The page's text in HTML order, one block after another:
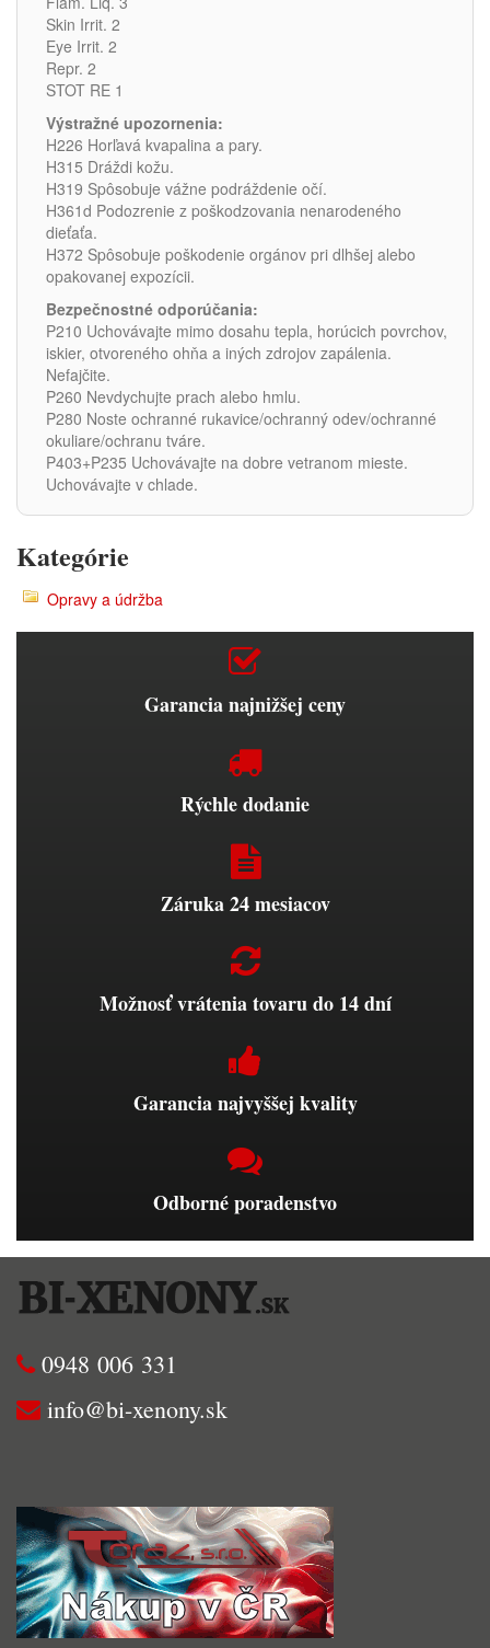
Skin Irrit. 2
Eye Irrit. 2
Repr. 2
STOT RE 1
Výstražné upozornenia:
H226 Horľavá kvapalina a pary.
H315 Dráždi kožu.
H319 Spôsobuje vážne podráždenie očí.
H361d Podozrenie z poškodzovania nenarodeného
dieťaťa.
H372 Spôsobuje poškodenie orgánov pri dlhšej alebo
opakovanej expozícii.
Bezpečnostné odporúčania:
P210 Uchovávajte mimo dosahu tepla, horúcich povrchov,
iskier, otvoreného ohňa a iných zdrojov zapálenia.
Nefajčite.
P260 Nevdychujte prach alebo hmlu.
P280 Noste ochranné rukavice/ochranný odev/ochranné
okuliare/ochranu tváre.
P403+P235 Uchovávajte na dobre vetranom mieste.
Uchovávajte v chlade.
Kategórie
Opravy a údržba
Garancia najnižšej ceny
Rýchle dodanie
Záruka 24 mesiacov
Možnosť vrátenia tovaru do 14 dní
Garancia najvyššej kvality
Odborné poradenstvo
0948 006 331
info@bi-xenony.sk